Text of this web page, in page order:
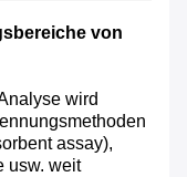
von
wird
assay),
usw. weit